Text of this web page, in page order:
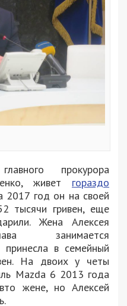
прокурора
живет гораздо
2017 год он на своей
тысячи гривен, еще
Жена Алексея
занимается
принесла в семейный
На двоих у четы
Mazda 6 2013 года
жене, но Алексей